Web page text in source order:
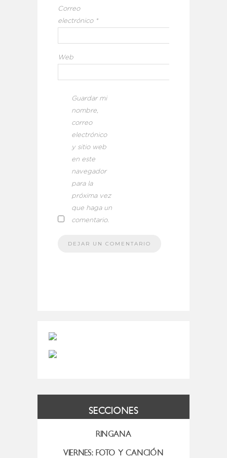
Correo
electrónico *
Web
Guardar mi
nombre,
correo
electrónico
y sitio web
en este
navegador
para la
próxima vez
que haga un
comentario.
SECCIONES
RINGANA
VIERNES: FOTO Y CANCIÓN